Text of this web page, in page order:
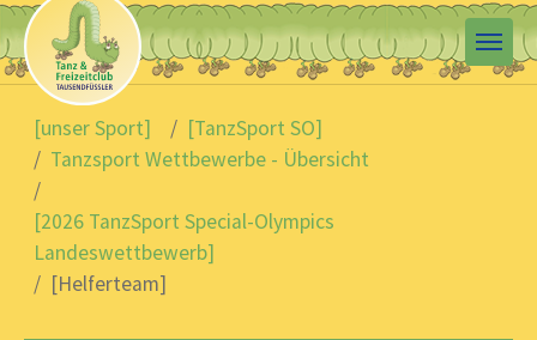
Skip to main content
You are here:
[unser Sport]
[TanzSport SO]
Tanzsport Wettbewerbe - Übersicht
[2026 TanzSport Special-Olympics
Landeswettbewerb]
[Helferteam]